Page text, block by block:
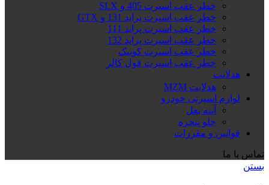
خطر عقب اسپرت 405 و SLX
خطر عقب اسپرت پراید 131 و GTX
خطر عقب اسپرت پراید 111
خطر عقب اسپرت پراید 132
خطر عقب اسپرت کوییک
خطر عقب اسپرت فول کالر
هدلایت
هدلایت MZM
لوازم اسپرتی خودرو
آینه بغل
جلو پنجره
قوانین و مقررات
تماس با ما
بستن